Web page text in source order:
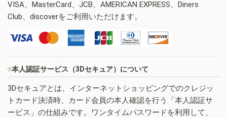
VISA、MasterCard、JCB、AMERICAN EXPRESS、Diners
Club、discoverをご利用いただけます。
本人認証サービス（3Dセキュア）について
3Dセキュアとは、インターネットショッピングでのクレジッ
トカード決済時、カード会員の本人確認を行う「本人認証サ
ービス」の仕組みです。ワンタイムパスワードを利用して、